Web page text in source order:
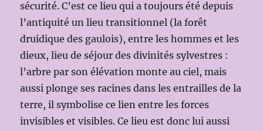
sécurité. C’est ce lieu qui a toujours été depuis
l’antiquité un lieu transitionnel (la forêt
druidique des gaulois), entre les hommes et les
dieux, lieu de séjour des divinités sylvestres :
l’arbre par son élévation monte au ciel, mais
aussi plonge ses racines dans les entrailles de la
terre, il symbolise ce lien entre les forces
invisibles et visibles. Ce lieu est donc lui aussi